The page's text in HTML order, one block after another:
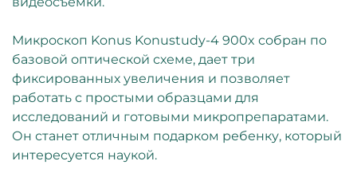
Микроскоп Konus Konustudy-4 900x собран по
базовой оптической схеме, дает три
фиксированных увеличения и позволяет
работать с простыми образцами для
исследований и готовыми микропрепаратами.
Он станет отличным подарком ребенку, который
интересуется наукой.